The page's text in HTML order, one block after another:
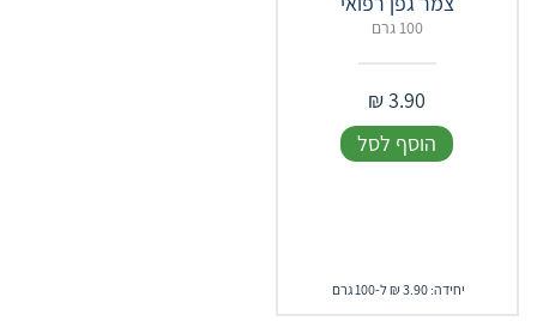
100 גרם
3.90
₪
הוסף לסל
יחידה: 3.90 ₪ ל-100 גרם